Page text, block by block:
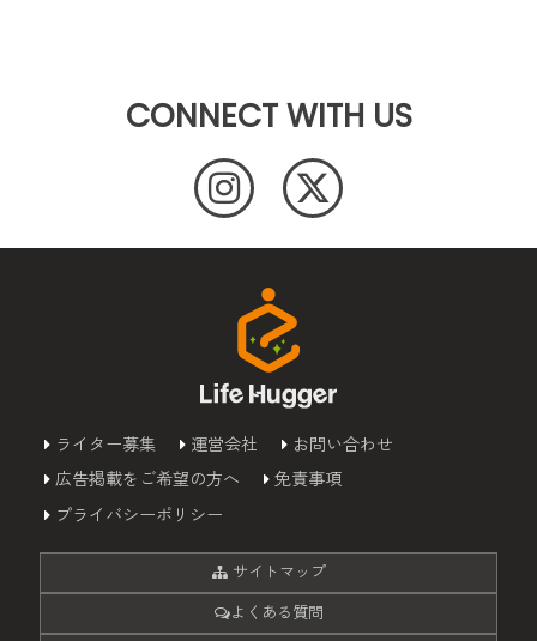
CONNECT WITH US
ライター募集 運営会社
お問い合わせ
広告掲載をご希望の方へ
免責事項
プライバシーポリシー
サイトマップ
よくある質問